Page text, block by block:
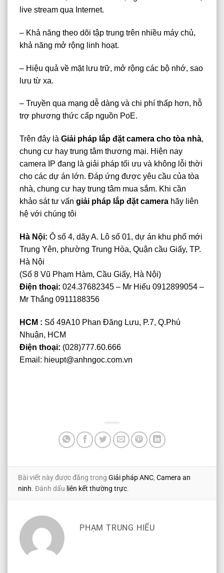
live stream qua Internet.
– Khả năng theo dõi tập trung trên nhiều máy chủ,
khả năng mở rộng linh hoạt.
– Hiệu quả về mặt lưu trữ, mở rộng các bộ nhớ, sao
lưu từ xa.
– Truyền qua mạng dễ dàng và chi phí thấp hơn, hỗ
trợ phương thức cấp nguồn PoE.
Trên đây là Giải pháp lắp đặt camera cho tòa nhà,
chung cư hay trung tâm thương mại. Hiện nay
camera IP đang là giải pháp tối ưu và không lỗi thời
cho các dự án lớn. Đáp ứng được yêu cầu của tòa
nhà, chung cư hay trung tâm mua sắm. Khi cần
khảo sát tư vấn giải pháp lắp đặt camera hãy liên
hệ với chúng tôi
Hà Nội: Ô số 4, dãy A. Lô số 01, dự án khu phố mới
Trung Yên, phường Trung Hòa, Quận cầu Giấy, TP.
Hà Nội
(Số 8 Vũ Phạm Hàm, Cầu Giấy, Hà Nội)
Điện thoại: 024.37682345 – Mr Hiếu 0912899054 –
Mr Thắng 0911188356
HCM : Số 49A10 Phan Đăng Lưu, P.7, Q.Phú
Nhuận, HCM
Điện thoại: (028)777.60.666
Email: hieupt@anhngoc.com.vn
Bài viết này được đăng trong Giải pháp ANC, Camera an
ninh. Đánh dấu liên kết thường trực.
PHẠM TRUNG HIẾU